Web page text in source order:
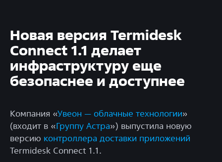
Новая версия Termidesk
Connect 1.1 делает
инфраструктуру еще
безопаснее и доступнее
Компания «Увеон — облачные технологии»
(входит в «Группу Астра») выпустила новую
версию контроллера доставки приложений
Termidesk Connect 1.1.